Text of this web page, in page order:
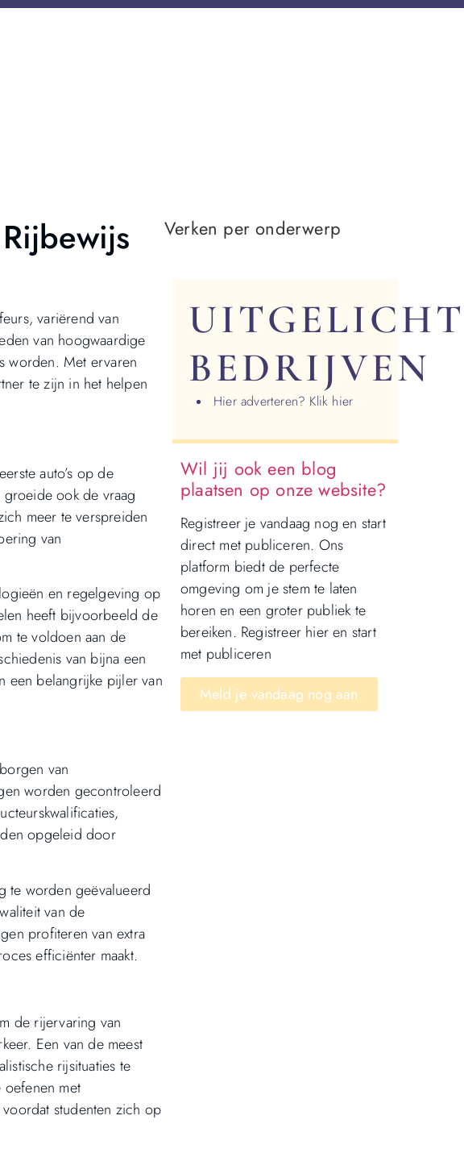
variërend van
van hoogwaardige
worden. Met ervaren
te zijn in het helpen
auto’s op de
ook de vraag
meer te verspreiden
van
en regelgeving op
heeft bijvoorbeeld de
te voldoen aan de
van bijna een
een belangrijke pijler van
van
worden gecontroleerd
opgeleid door
te worden geëvalueerd
van de
profiteren van extra
efficiënter maakt.
de rijervaring van
Een van de meest
rijsituaties te
met
voordat studenten zich op
Verken per onderwerp
BEDRIJVEN
Hier adverteren? Klik hier
Wil jij ook een blog
plaatsen op onze website?
Registreer je vandaag nog en start
direct met publiceren. Ons
platform biedt de perfecte
omgeving om je stem te laten
horen en een groter publiek te
bereiken. Registreer hier en start
met publiceren
Meld je vandaag nog aan